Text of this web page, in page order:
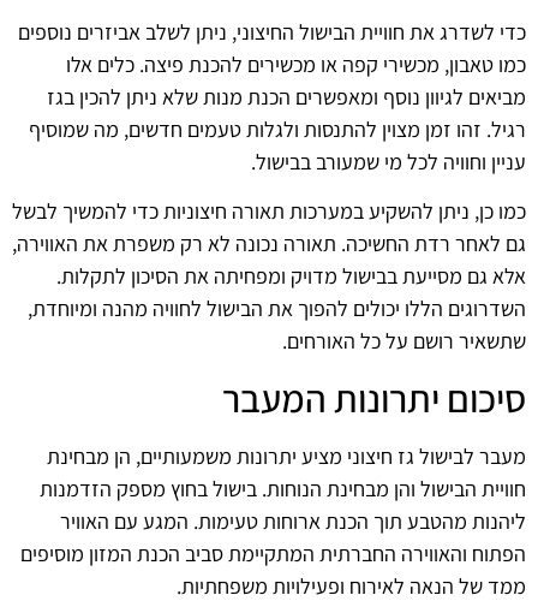
כדי לשדרג את חוויית הבישול החיצוני, ניתן לשלב אביזרים נוספים
כמו טאבון, מכשירי קפה או מכשירים להכנת פיצה. כלים אלו
מביאים לגיוון נוסף ומאפשרים הכנת מנות שלא ניתן להכין בגז
רגיל. זהו זמן מצוין להתנסות ולגלות טעמים חדשים, מה שמוסיף
עניין וחוויה לכל מי שמעורב בבישול.
כמו כן, ניתן להשקיע במערכות תאורה חיצוניות כדי להמשיך לבשל
גם לאחר רדת החשיכה. תאורה נכונה לא רק משפרת את האווירה,
אלא גם מסייעת בבישול מדויק ומפחיתה את הסיכון לתקלות.
השדרוגים הללו יכולים להפוך את הבישול לחוויה מהנה ומיוחדת,
שתשאיר רושם על כל האורחים.
סיכום יתרונות המעבר
מעבר לבישול גז חיצוני מציע יתרונות משמעותיים, הן מבחינת
חוויית הבישול והן מבחינת הנוחות. בישול בחוץ מספק הזדמנות
ליהנות מהטבע תוך הכנת ארוחות טעימות. המגע עם האוויר
הפתוח והאווירה החברתית המתקיימת סביב הכנת המזון מוסיפים
ממד של הנאה לאירוח ופעילויות משפחתיות.